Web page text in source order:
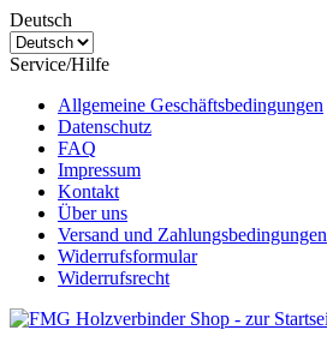
Deutsch
Service/Hilfe
Allgemeine Geschäftsbedingungen
Datenschutz
FAQ
Impressum
Kontakt
Über uns
Versand und Zahlungsbedingungen
Widerrufsformular
Widerrufsrecht